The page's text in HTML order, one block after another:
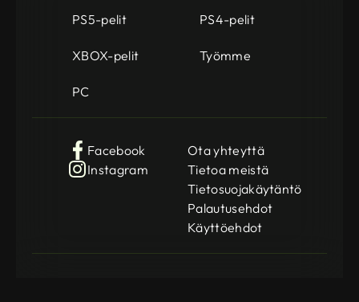
PS5-pelit PS4-pelit
XBOX-pelit Työmme
PC
Facebook
Instagram
Ota yhteyttä
Tietoa meistä
Tietosuojakäytäntö
Palautusehdot
Käyttöehdot